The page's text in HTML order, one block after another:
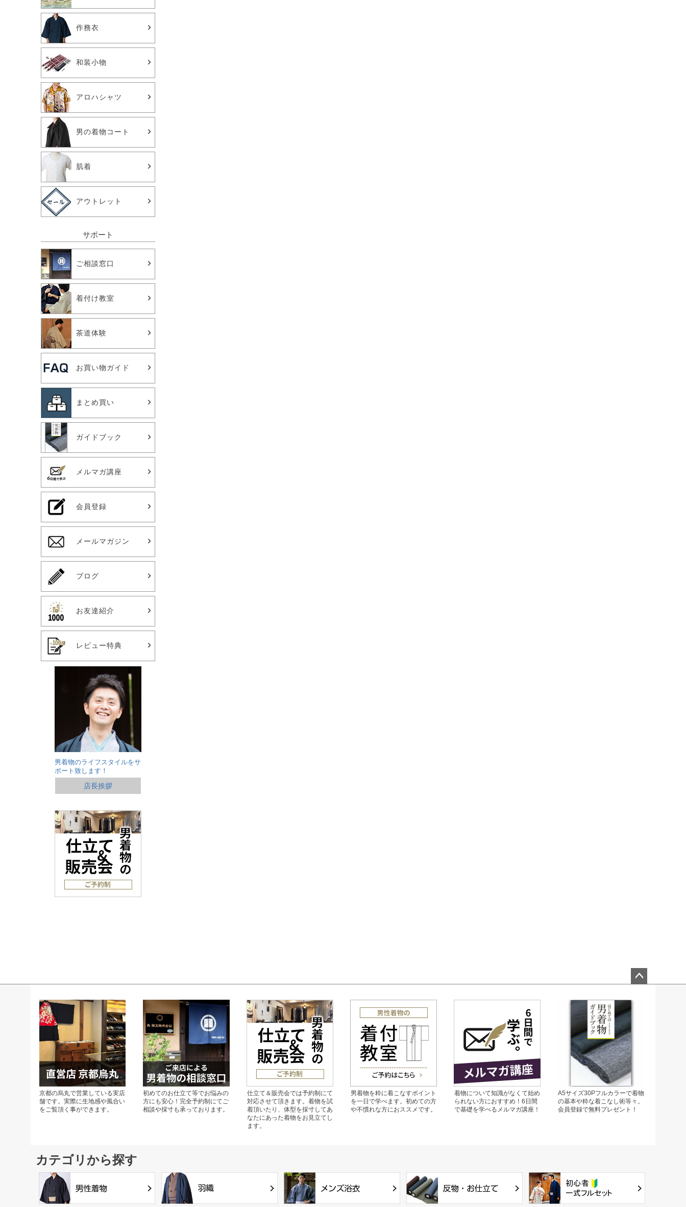
作務衣
和装小物
アロハシャツ
男の着物コート
肌着
アウトレット
サポート
ご相談窓口
着付け教室
茶道体験
お買い物ガイド
まとめ買い
ガイドブック
メルマガ講座
会員登録
メールマガジン
ブログ
お友達紹介
レビュー特典
男着物のライフスタイルをサ
ポート致します！
店長挨拶
ジト
ップ
京都の烏丸で営業している実店
舗です。実際に生地感や風合い
をご覧頂く事ができます。
初めてのお仕立て等でお悩みの
方にも安心！完全予約制にてご
相談や採寸も承っております。
仕立て＆販売会では予約制にて
対応させて頂きます。着物を試
着頂いたり、体型を採寸してあ
なたにあった着物をお見立てし
ます。
男着物を粋に着こなすポイント
を一日で学べます。初めての方
や不慣れな方におススメです。
着物について知識がなくて始め
られない方におすすめ！6日間
で基礎を学べるメルマガ講座！
A5サイズ30Pフルカラーで着物
の基本や粋な着こなし術等々。
会員登録で無料プレゼント！
カテゴリから探す